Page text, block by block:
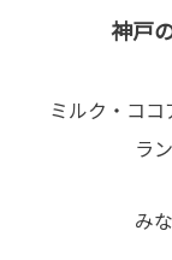
神戸
ミルク・コ
ラ
み